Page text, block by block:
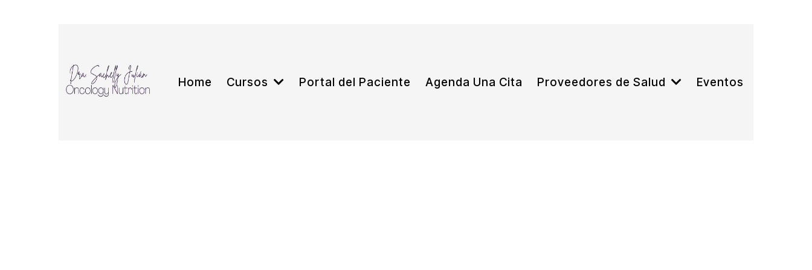
Home Cursos Portal del Paciente Agenda Una Cita Proveedores de Salud Eventos